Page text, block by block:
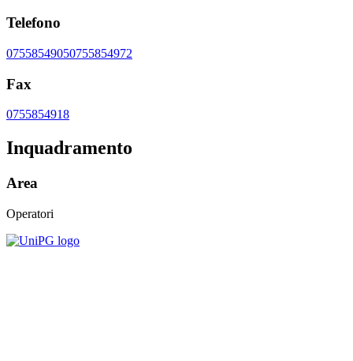
Telefono
07558549050755854972
Fax
0755854918
Inquadramento
Area
Operatori